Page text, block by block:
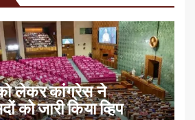
लेकर कांग्रेस ने
को जारी किया व्हिप